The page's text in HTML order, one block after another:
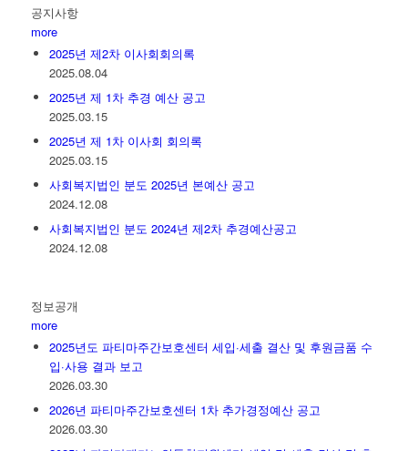
공지사항
more
2025년 제2차 이사회회의록
2025.08.04
2025년 제 1차 추경 예산 공고
2025.03.15
2025년 제 1차 이사회 회의록
2025.03.15
사회복지법인 분도 2025년 본예산 공고
2024.12.08
사회복지법인 분도 2024년 제2차 추경예산공고
2024.12.08
정보공개
more
2025년도 파티마주간보호센터 세입·세출 결산 및 후원금품 수
입·사용 결과 보고
2026.03.30
2026년 파티마주간보호센터 1차 추가경정예산 공고
2026.03.30